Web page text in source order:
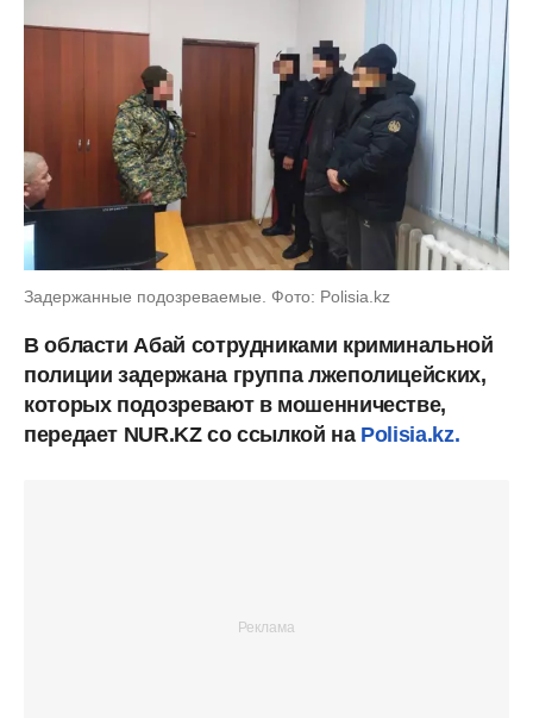
Задержанные подозреваемые. Фото: Polisia.kz
В области Абай сотрудниками криминальной
полиции задержана группа лжеполицейских,
которых подозревают в мошенничестве,
передает NUR.KZ со ссылкой на Polisia.kz.